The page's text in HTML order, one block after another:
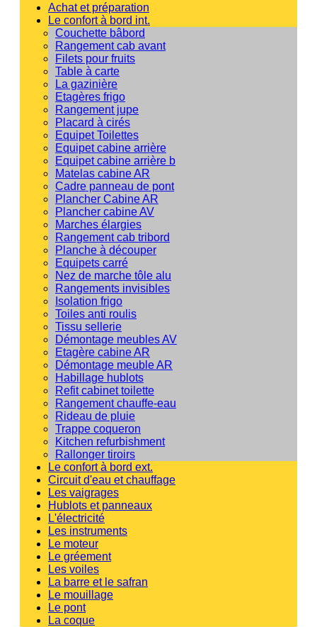
Achat et préparation
Le confort à bord int.
Couchette bâbord
Rangement cab avant
Filets pour fruits
Table à carte
La gazinière
Etagères frigo
Rangement jupe
Placard à cirés
Equipet Toilettes
Equipet cabine arrière
Equipet cabine arrière b
Matelas cabine AR
Cadre panneau de pont
Plancher Cabine AR
Plancher cabine AV
Marches élargies
Rangement cab tribord
Planche à découper
Equipets carré
Nez de marche tôle alu
Rangements invisibles
Isolation frigo
Toiles anti roulis
Tissu sellerie
Démontage meubles AV
Etagère cabine AR
Démontage meuble AR
Habillage hublots
Refit cabinet toilette
Rangement chauffe-eau
Rideau de pluie
Trappe coqueron
Kitchen refurbishment
Rallonger tiroirs
Le confort à bord ext.
Circuit d'eau et chauffage
Les vaigrages
Hublots et panneaux
L'électricité
Les instruments
Le moteur
Le gréement
Les voiles
La barre et le safran
Le mouillage
Le pont
La coque